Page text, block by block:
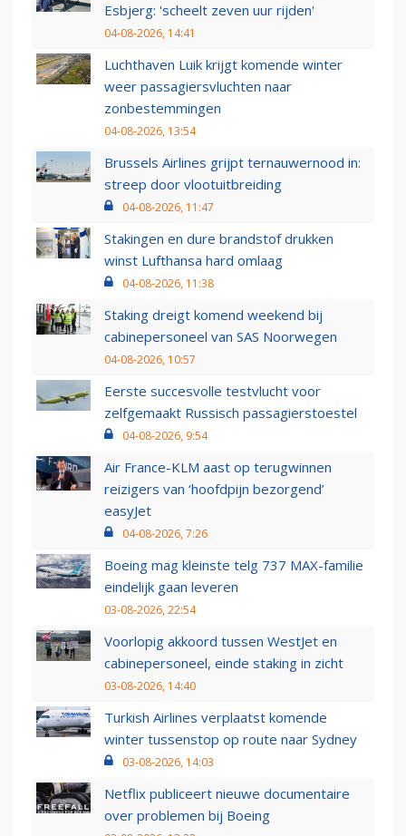
Esbjerg: 'scheelt zeven uur rijden'
04-08-2026, 14:41
Luchthaven Luik krijgt komende winter
weer passagiersvluchten naar
zonbestemmingen
04-08-2026, 13:54
Brussels Airlines grijpt ternauwernood in:
streep door vlootuitbreiding
04-08-2026, 11:47
Stakingen en dure brandstof drukken
winst Lufthansa hard omlaag
04-08-2026, 11:38
Staking dreigt komend weekend bij
cabinepersoneel van SAS Noorwegen
04-08-2026, 10:57
Eerste succesvolle testvlucht voor
zelfgemaakt Russisch passagierstoestel
04-08-2026, 9:54
Air France-KLM aast op terugwinnen
reizigers van ‘hoofdpijn bezorgend’
easyJet
04-08-2026, 7:26
Boeing mag kleinste telg 737 MAX-familie
eindelijk gaan leveren
03-08-2026, 22:54
Voorlopig akkoord tussen WestJet en
cabinepersoneel, einde staking in zicht
03-08-2026, 14:40
Turkish Airlines verplaatst komende
winter tussenstop op route naar Sydney
03-08-2026, 14:03
Netflix publiceert nieuwe documentaire
over problemen bij Boeing